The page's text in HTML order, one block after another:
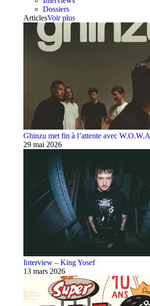
Dossiers
ArticlesVoir plus
Ghinzu met fin à l’attente avec W.O.W.A
29 mai 2026
Interview – King Yosef
13 mars 2026